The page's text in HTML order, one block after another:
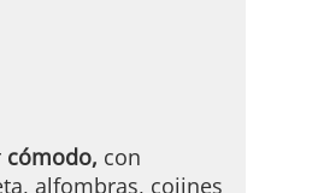
cómodo, con
alfombras, cojines